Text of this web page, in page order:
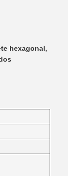
hexagonal,